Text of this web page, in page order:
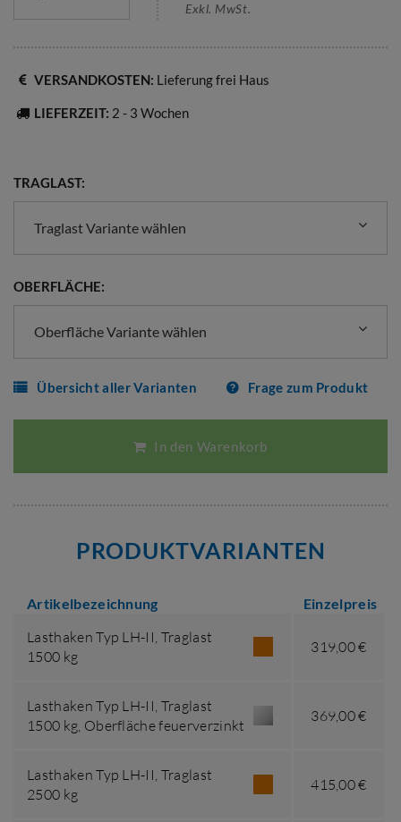
Exkl. MwSt.
VERSANDKOSTEN: Lieferung frei Haus
LIEFERZEIT: 2 - 3 Wochen
TRAGLAST:
Traglast Variante wählen
OBERFLÄCHE:
Oberfläche Variante wählen
Übersicht aller Varianten Frage zum Produkt
In den Warenkorb
PRODUKTVARIANTEN
Artikelbezeichnung Einzelpreis
Lasthaken Typ LH-II, Traglast
1500 kg
319,00 €
Lasthaken Typ LH-II, Traglast
1500 kg, Oberfläche feuerverzinkt
369,00 €
Lasthaken Typ LH-II, Traglast
2500 kg
415,00 €